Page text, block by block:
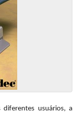
diferentes usuários, a